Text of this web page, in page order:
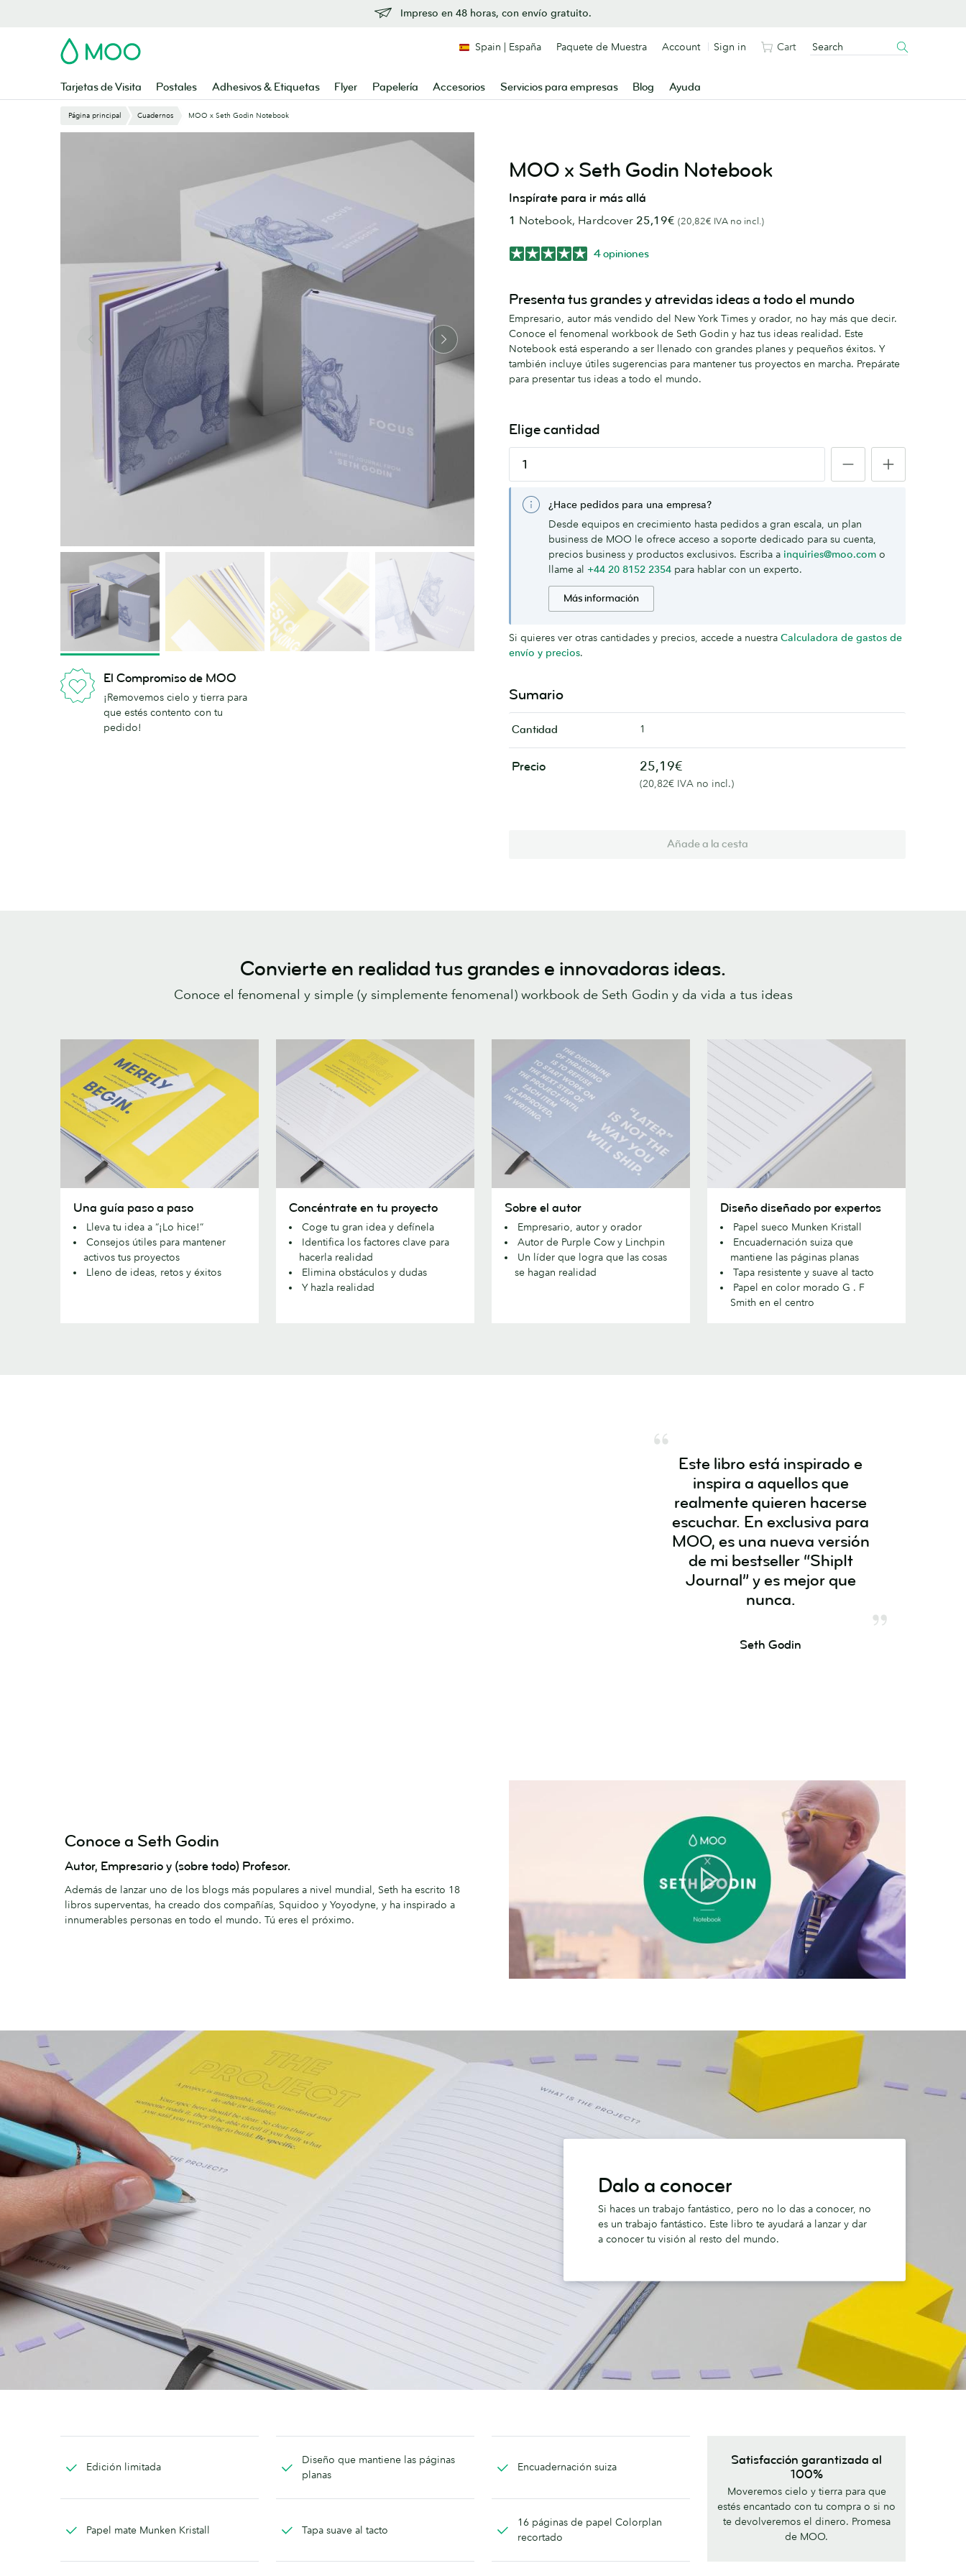
Impreso en 48 horas, con envío gratuito.
MOO
Tarjetas de Visita Postales Adhesivos & Etiquetas Flyer Papelería Accesorios Servicios para empresas Blog Ayuda
Spain | España Paquete de Muestra Account Sign in Cart
Página principal Cuadernos MOO x Seth Godin Notebook
El Compromiso de MOO
¡Removemos cielo y tierra para
que estés contento con tu
pedido!
MOO x Seth Godin Notebook
Inspírate para ir más allá
1 Notebook, Hardcover 25,19€ (20,82€ IVA no incl.)
4 opiniones
Presenta tus grandes y atrevidas ideas a todo el mundo
Empresario, autor más vendido del New York Times y orador, no hay más que decir.
Conoce el fenomenal workbook de Seth Godin y haz tus ideas realidad. Este
Notebook está esperando a ser llenado con grandes planes y pequeños éxitos. Y
también incluye útiles sugerencias para mantener tus proyectos en marcha. Prepárate
para presentar tus ideas a todo el mundo.
Elige cantidad
¿Hace pedidos para una empresa?
Desde equipos en crecimiento hasta pedidos a gran escala, un plan
business de MOO le ofrece acceso a soporte dedicado para su cuenta,
precios business y productos exclusivos. Escriba a inquiries@moo.com o
llame al +44 20 8152 2354 para hablar con un experto.
Más información
Si quieres ver otras cantidades y precios, accede a nuestra Calculadora de gastos de
envío y precios.
Sumario
Cantidad 1
Precio 25,19€
(20,82€ IVA no incl.)
Añade a la cesta
Convierte en realidad tus grandes e innovadoras ideas.
Conoce el fenomenal y simple (y simplemente fenomenal) workbook de Seth Godin y da vida a tus ideas
guía
paso
paso
Una guía paso a paso
Lleva tu idea a “¡Lo hice!”
Consejos útiles para mantener
activos tus proyectos
Lleno de ideas, retos y éxitos
proyecto
Concéntrate en tu proyecto
Coge tu gran idea y defínela
Identifica los factores clave para
hacerla realidad
Elimina obstáculos y dudas
Y hazla realidad
autor
Sobre el autor
Empresario, autor y orador
Autor de Purple Cow y Linchpin
Un líder que logra que las cosas
se hagan realidad
diseñado
por
expertos
Diseño diseñado por expertos
Papel sueco Munken Kristall
Encuadernación suiza que
mantiene las páginas planas
Tapa resistente y suave al tacto
Papel en color morado G . F
Smith en el centro
Este libro está inspirado e
inspira a aquellos que
realmente quieren hacerse
escuchar. En exclusiva para
MOO, es una nueva versión
de mi bestseller “ShipIt
Journal” y es mejor que
nunca.
Seth Godin
Conoce a Seth Godin
Autor, Empresario y (sobre todo) Profesor.
Además de lanzar uno de los blogs más populares a nivel mundial, Seth ha escrito 18
libros superventas, ha creado dos compañías, Squidoo y Yoyodyne, y ha inspirado a
innumerables personas en todo el mundo. Tú eres el próximo.
Dalo a conocer
Si haces un trabajo fantástico, pero no lo das a conocer, no
es un trabajo fantástico. Este libro te ayudará a lanzar y dar
a conocer tu visión al resto del mundo.
Edición limitada
Diseño que mantiene las páginas
planas
Encuadernación suiza
Papel mate Munken Kristall Tapa suave al tacto
16 páginas de papel Colorplan
recortado
Satisfacción garantizada al
100%
Moveremos cielo y tierra para que
estés encantado con tu compra o si no
te devolveremos el dinero. Promesa
de MOO.